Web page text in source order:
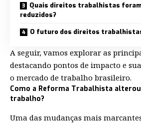
Quais direitos trabalhistas
reduzidos?
O futuro dos direitos
A seguir, vamos explorar as
destacando pontos de impacto e
o mercado de trabalho brasileiro.
Como a Reforma Trabalhista
trabalho?
Uma das mudanças mais